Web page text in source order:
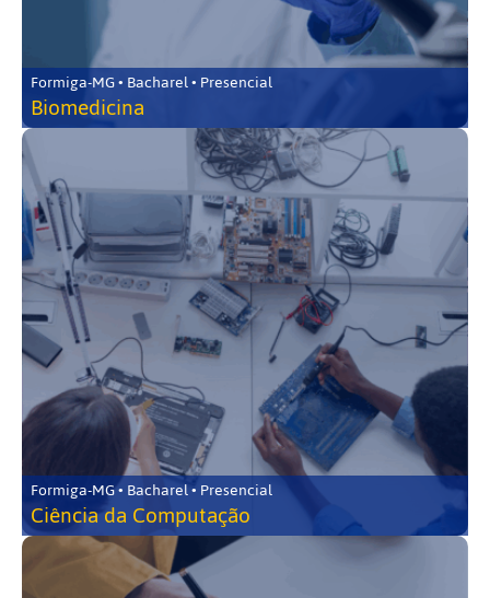
Formiga-MG • Bacharel • Presencial
Biomedicina
Formiga-MG • Bacharel • Presencial
Ciência da Computação